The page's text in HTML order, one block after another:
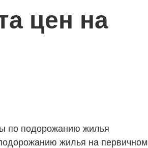
цен на
по подорожанию жилья
жилья на первичном